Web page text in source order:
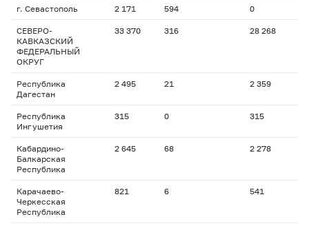
г. Севастополь 2 171 594 0
СЕВЕРО-
КАВКАЗСКИЙ
ФЕДЕРАЛЬНЫЙ
ОКРУГ
33 370 316 28 268
Республика
Дагестан
2 495 21 2 359
Республика
Ингушетия
315 0 315
Кабардино-
Балкарская
Республика
2 645 68 2 278
Карачаево-
Черкесская
Республика
821 6 541